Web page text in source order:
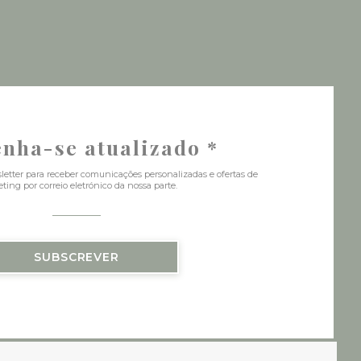
janela))
se atualizado *
para receber comunicações personalizadas e ofertas de
por correio eletrónico da nossa parte.
SUBSCREVER